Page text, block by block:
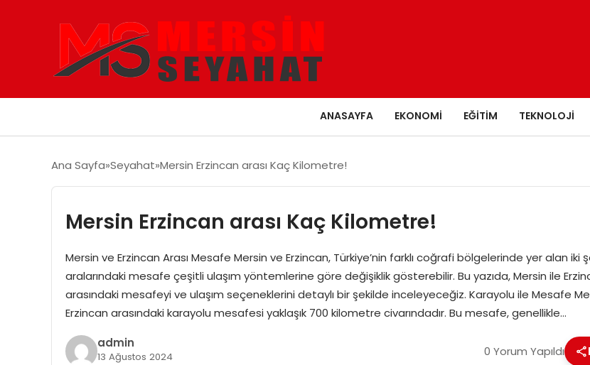
ANASAYFA EKONOMI EĞITIM TEKNOLOJI
Ana Sayfa Seyahat Mersin Erzincan arası Kaç Kilometre!
Mersin Erzincan arası Kaç Kilometre!
Mersin ve Erzincan Arası Mesafe Mersin ve Erzincan, Türkiye’nin farklı coğrafi bölgelerinde yer alan iki
aralarındaki mesafe çeşitli ulaşım yöntemlerine göre değişiklik gösterebilir. Bu yazıda, Mersin ile
arasındaki mesafeyi ve ulaşım seçeneklerini detaylı bir şekilde inceleyeceğiz. Karayolu ile Mesafe
Erzincan arasındaki karayolu mesafesi yaklaşık 700 kilometre civarındadır. Bu mesafe, genellikle…
admin
13 Ağustos 2024 0 Yorum Yapıldı